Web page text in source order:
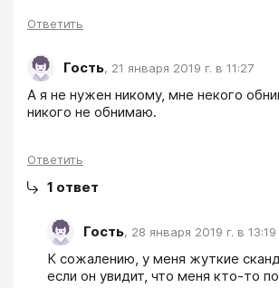
Ответить
Гость, 21 января 2019 г. в 11:27
А я не нужен никому, мне некого
никого не обнимаю.
Ответить
1 ответ
Гость, 28 января 2019 г. в 13:19
К сожалению, у меня жуткие
если он увидит, что меня кто-то